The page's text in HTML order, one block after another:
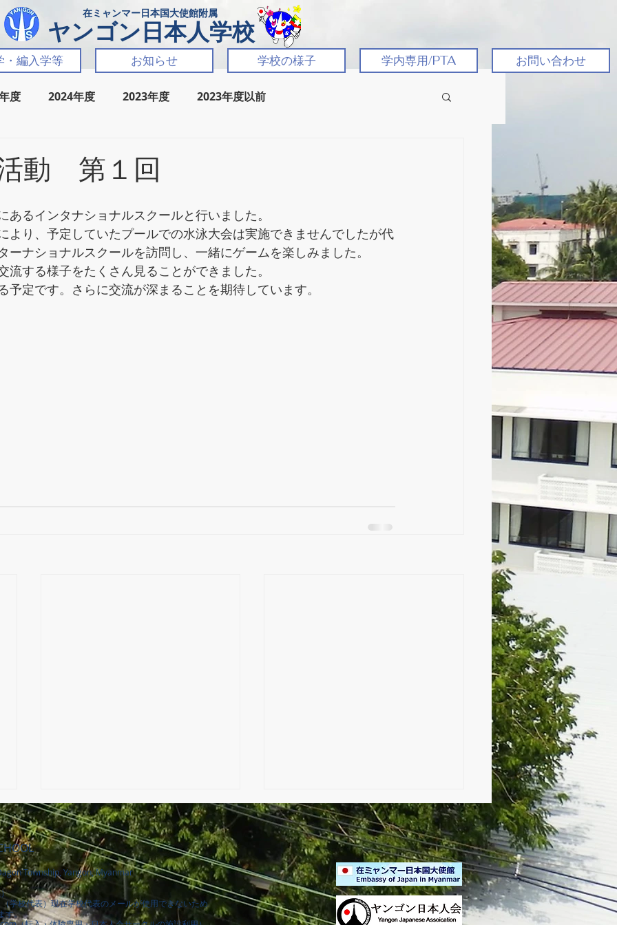
​ヤンゴン日本人学校
​在ミャンマー日本国大使館附属
・編入学等 お知らせ 学校の様子 学内専用/PTA お問い合わせ
度 2024年度 2023年度 2023年度以前
動 第１回
あるインタナショナルスクールと行いました。
より、予定していたプールでの水泳大会は実施できませんでしたが代
ーナショナルスクールを訪問し、一緒にゲームを楽しみました。
流する様子をたくさん見ることができました。
予定です。さらに交流が深まることを期待しています。
第３回 Mingalarbar Day
Township, Yangon, Myanmar
校代表）現在学校代表のメールが使用できないため
す。